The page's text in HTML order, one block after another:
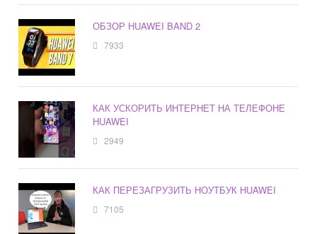
ОБЗОР HUAWEI BAND 2
7933
КАК УСКОРИТЬ ИНТЕРНЕТ НА ТЕЛЕФОНЕ
HUAWEI
2949
КАК ПЕРЕЗАГРУЗИТЬ НОУТБУК HUAWEI
7105